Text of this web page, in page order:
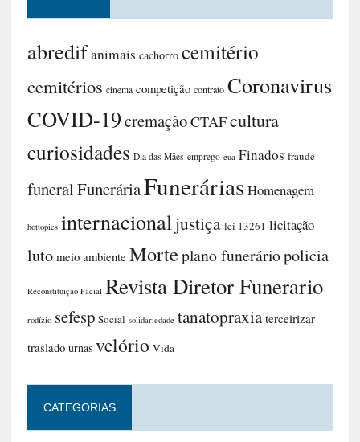
abredifanimais cachorro cemitério
cemitérios cinema competição contrato Coronavirus
COVID-19cremaçãoCTAFcultura
curiosidades Dia das Mães emprego eua Finados fraude
funeralFuneráriaFuneráriasHomenagem
hottopics internacionaljustiça lei 13261 licitação
luto meio ambiente Morteplano funeráriopolicia
Reconstituição Facial Revista Diretor Funerario
rodízio sefesp Social solidariedade tanatopraxia terceirizar
traslado urnas velório Vida
CATEGORIAS